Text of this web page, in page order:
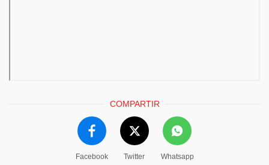
COMPARTIR
Facebook Twitter Whatsapp